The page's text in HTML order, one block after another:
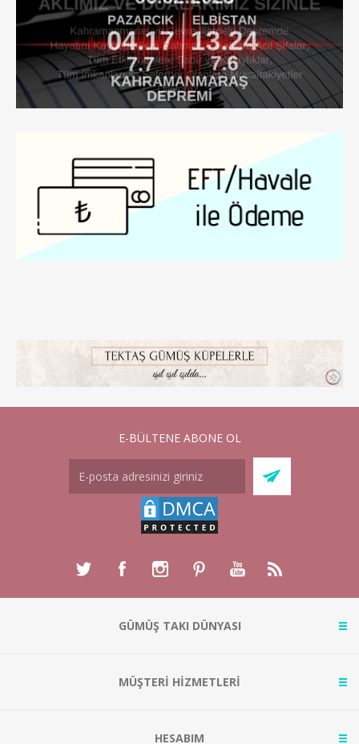
E-BÜLTENE ABONE OL
GÜMÜŞ TAKI DÜNYASI
MÜŞTERİ HİZMETLERİ
HESABIM